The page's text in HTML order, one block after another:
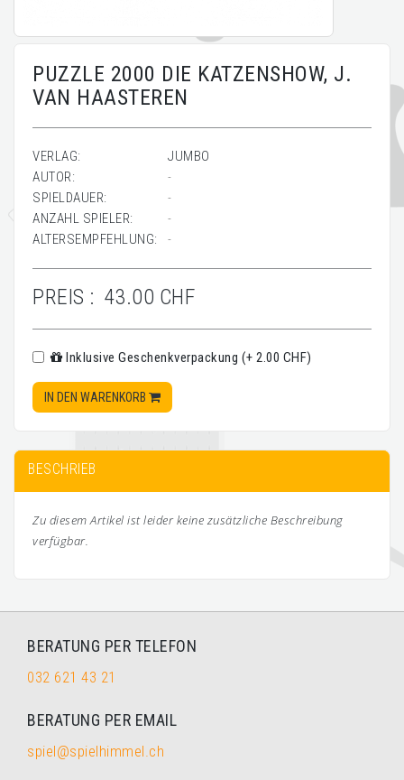
PUZZLE 2000 DIE KATZENSHOW, J.
VAN HAASTEREN
VERLAG:
JUMBO
AUTOR:
-
SPIELDAUER:
-
ANZAHL SPIELER:
-
ALTERSEMPFEHLUNG:
-
PREIS : 43.00 CHF
Inklusive Geschenkverpackung (+ 2.00 CHF)
IN DEN WARENKORB
BESCHRIEB
Zu diesem Artikel ist leider keine zusätzliche Beschreibung
verfügbar.
BERATUNG PER TELEFON
032 621 43 21
BERATUNG PER EMAIL
spiel@spielhimmel.ch